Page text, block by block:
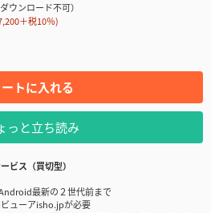
ウンロード不可）
＋税10％)
トに入れる
っと立ち読み
ビス（買切型）
最新の２世代前まで
ューアisho.jpが必要